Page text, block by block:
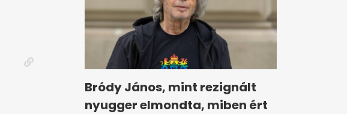
Bródy János, mint rezignált
nyugger elmondta, miben ért